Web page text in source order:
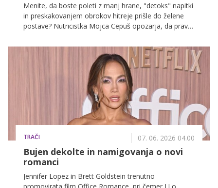
Menite, da boste poleti z manj hrane, "detoks" napitki
in preskakovanjem obrokov hitreje prišle do želene
postave? Nutricistka Mojca Cepuš opozarja, da prav
slabše počutje. Razkrila je, katero napako dela največ
žensk in kaj bi moralo biti vsak dan na poletnem
TRAČI 07. 06. 2026 04.00
Bujen dekolte in namigovanja o novi
romanci
Jennifer Lopez in Brett Goldstein trenutno